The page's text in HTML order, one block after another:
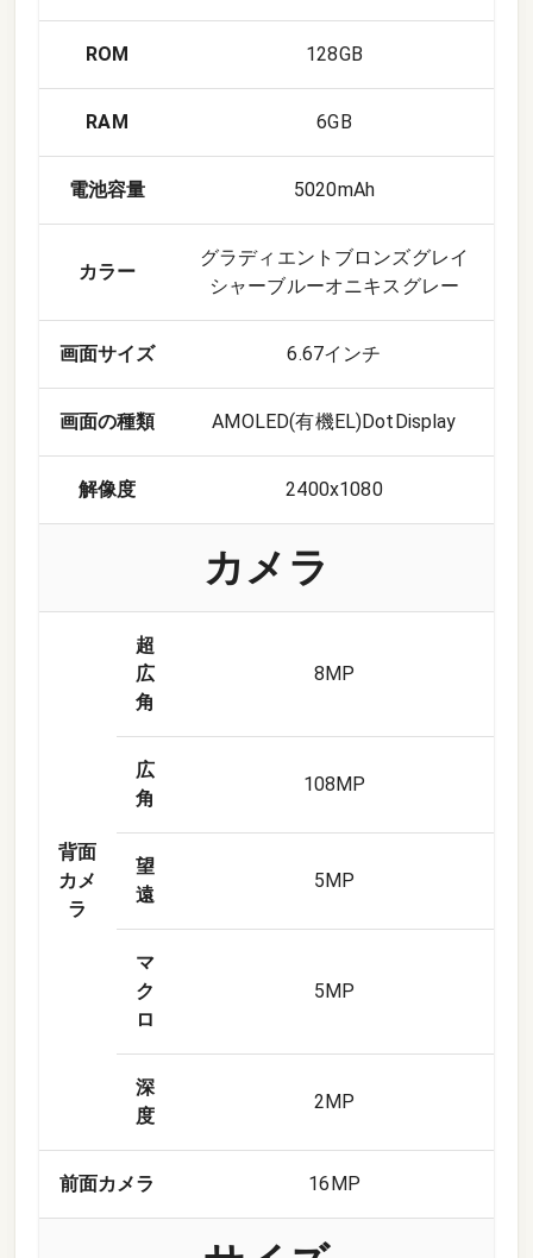
ROM 128GB
RAM 6GB
電池容量 5020mAh
カラー
グラディエントブロンズグレイ
シャーブルーオニキスグレー
画面サイズ 6.67インチ
画面の種類 AMOLED(有機EL)DotDisplay
解像度 2400x1080
カメラ
背面
カメ
ラ
超
広
角
8 MP
広
角
108 MP
望
遠
5 MP
マ
ク
ロ
5 MP
深
度
2 MP
前面カメラ 16 MP